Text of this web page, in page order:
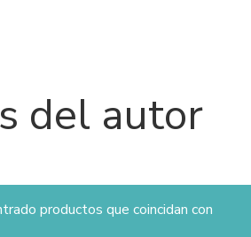
del autor
productos que coincidan con